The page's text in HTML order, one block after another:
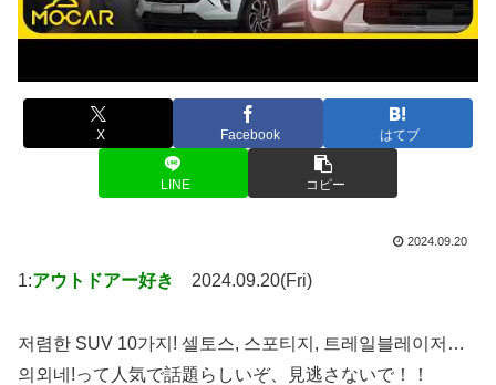
X Facebook はてブ
LINE コピー
2024.09.20
1:アウトドアー好き 2024.09.20(Fri)
저렴한 SUV 10가지! 셀토스, 스포티지, 트레일블레이저…
의외네!って人気で話題らしいぞ、見逃さないで！！